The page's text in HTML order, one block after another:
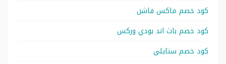
كود خصم ماكس فاشن
كود خصم باث اند بودي وركس
كود خصم ستايلي